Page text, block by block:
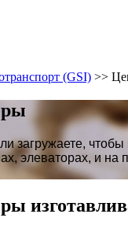
(GSI) >>
загружаете,
элеваторах, и